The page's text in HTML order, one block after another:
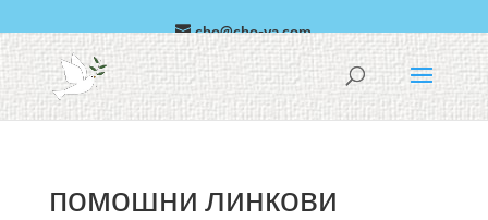
cho@cho-va.com
арапски јазик
Español
помошни линкови